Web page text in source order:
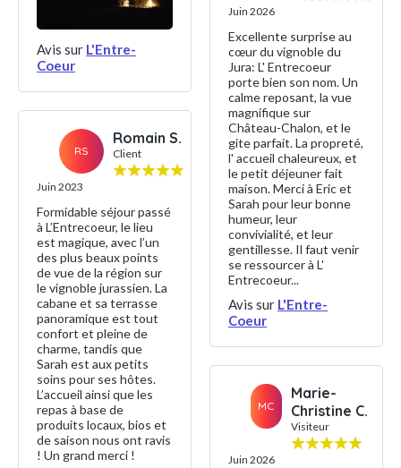
Avis sur L'Entre-
Coeur
RS
Romain S.
Client
Juin 2023
Formidable séjour passé
à L’Entrecoeur, le lieu
est magique, avec l’un
des plus beaux points
de vue de la région sur
le vignoble jurassien. La
cabane et sa terrasse
panoramique est tout
confort et pleine de
charme, tandis que
Sarah est aux petits
soins pour ses hôtes.
L’accueil ainsi que les
repas à base de
produits locaux, bios et
de saison nous ont ravis
! Un grand merci !
Juin 2026
Excellente surprise au
cœur du vignoble du
Jura: L' Entrecoeur
porte bien son nom. Un
calme reposant, la vue
magnifique sur
Château-Chalon, et le
gite parfait. La propreté,
l' accueil chaleureux, et
le petit déjeuner fait
maison. Merci à Eric et
Sarah pour leur bonne
humeur, leur
convivialité, et leur
gentillesse. Il faut venir
se ressourcer à L'
Entrecoeur...
Avis sur L'Entre-
Coeur
MC
Marie-
Christine C.
Visiteur
Juin 2026